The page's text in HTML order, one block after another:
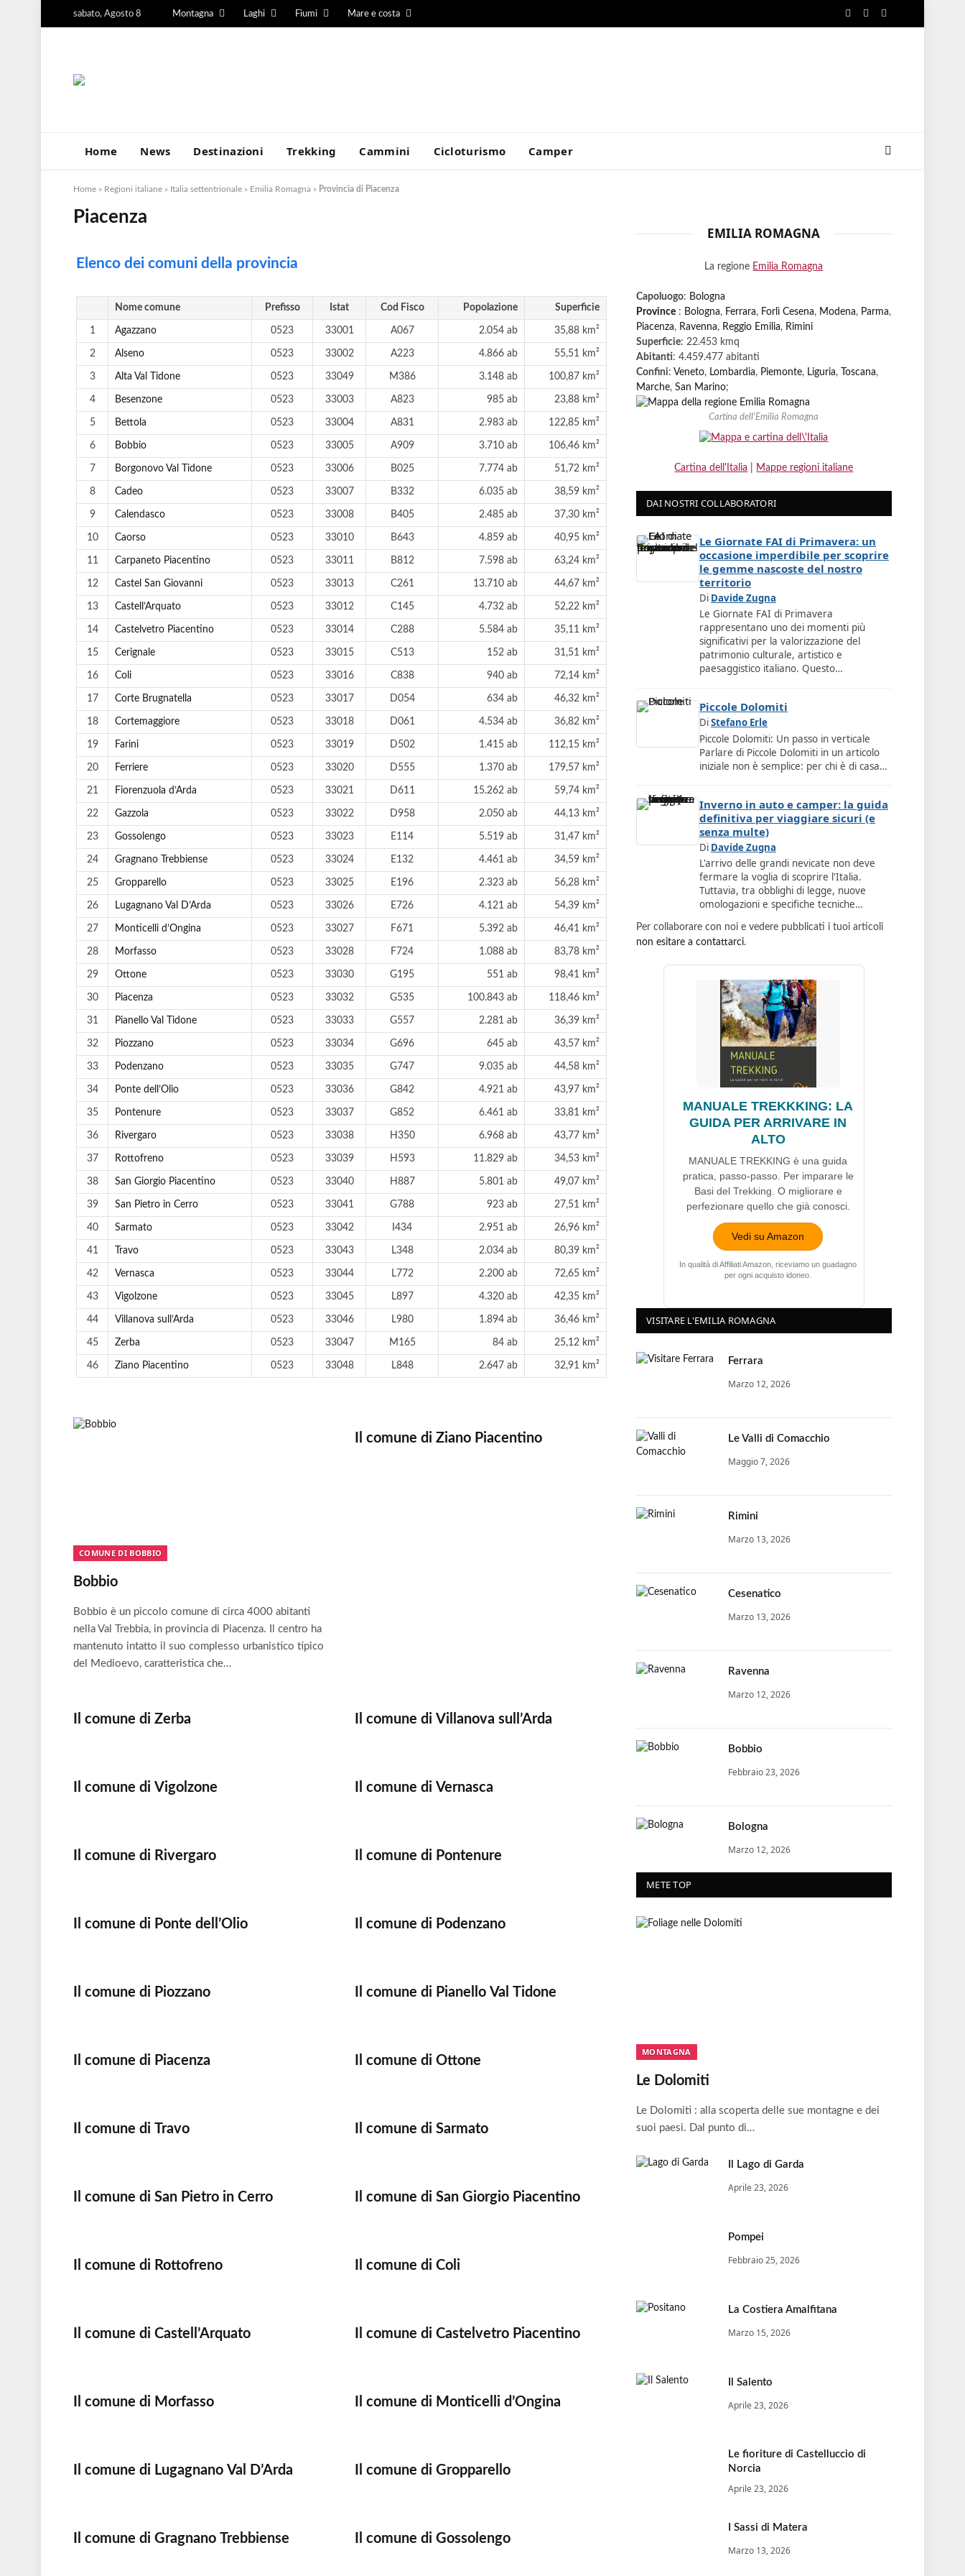
sabato, Agosto 8 Montagna Laghi Fiumi Mare e costa
Facebook
X
Instagram
Home News Destinazioni Trekking Cammini Cicloturismo Camper
Home » Regioni italiane » Italia settentrionale » Emilia Romagna » Provincia di Piacenza
Piacenza
Elenco dei comuni della provincia
Nome comune Prefisso Istat Cod Fisco Popolazione Superficie
1 Agazzano 0523 33001 A067 2.054 ab 35,88 km²
2 Alseno 0523 33002 A223 4.866 ab 55,51 km²
3 Alta Val Tidone 0523 33049 M386 3.148 ab 100,87 km²
4 Besenzone 0523 33003 A823 985 ab 23,88 km²
5 Bettola 0523 33004 A831 2.983 ab 122,85 km²
6 Bobbio 0523 33005 A909 3.710 ab 106,46 km²
7 Borgonovo Val Tidone 0523 33006 B025 7.774 ab 51,72 km²
8 Cadeo 0523 33007 B332 6.035 ab 38,59 km²
9 Calendasco 0523 33008 B405 2.485 ab 37,30 km²
10 Caorso 0523 33010 B643 4.859 ab 40,95 km²
11 Carpaneto Piacentino 0523 33011 B812 7.598 ab 63,24 km²
12 Castel San Giovanni 0523 33013 C261 13.710 ab 44,67 km²
13 Castell’Arquato 0523 33012 C145 4.732 ab 52,22 km²
14 Castelvetro Piacentino 0523 33014 C288 5.584 ab 35,11 km²
15 Cerignale 0523 33015 C513 152 ab 31,51 km²
16 Coli 0523 33016 C838 940 ab 72,14 km²
17 Corte Brugnatella 0523 33017 D054 634 ab 46,32 km²
18 Cortemaggiore 0523 33018 D061 4.534 ab 36,82 km²
19 Farini 0523 33019 D502 1.415 ab 112,15 km²
20 Ferriere 0523 33020 D555 1.370 ab 179,57 km²
21 Fiorenzuola d’Arda 0523 33021 D611 15.262 ab 59,74 km²
22 Gazzola 0523 33022 D958 2.050 ab 44,13 km²
23 Gossolengo 0523 33023 E114 5.519 ab 31,47 km²
24 Gragnano Trebbiense 0523 33024 E132 4.461 ab 34,59 km²
25 Gropparello 0523 33025 E196 2.323 ab 56,28 km²
26 Lugagnano Val D’Arda 0523 33026 E726 4.121 ab 54,39 km²
27 Monticelli d’Ongina 0523 33027 F671 5.392 ab 46,41 km²
28 Morfasso 0523 33028 F724 1.088 ab 83,78 km²
29 Ottone 0523 33030 G195 551 ab 98,41 km²
30 Piacenza 0523 33032 G535 100.843 ab 118,46 km²
31 Pianello Val Tidone 0523 33033 G557 2.281 ab 36,39 km²
32 Piozzano 0523 33034 G696 645 ab 43,57 km²
33 Podenzano 0523 33035 G747 9.035 ab 44,58 km²
34 Ponte dell’Olio 0523 33036 G842 4.921 ab 43,97 km²
35 Pontenure 0523 33037 G852 6.461 ab 33,81 km²
36 Rivergaro 0523 33038 H350 6.968 ab 43,77 km²
37 Rottofreno 0523 33039 H593 11.829 ab 34,53 km²
38 San Giorgio Piacentino 0523 33040 H887 5.801 ab 49,07 km²
39 San Pietro in Cerro 0523 33041 G788 923 ab 27,51 km²
40 Sarmato 0523 33042 I434 2.951 ab 26,96 km²
41 Travo 0523 33043 L348 2.034 ab 80,39 km²
42 Vernasca 0523 33044 L772 2.200 ab 72,65 km²
43 Vigolzone 0523 33045 L897 4.320 ab 42,35 km²
44 Villanova sull’Arda 0523 33046 L980 1.894 ab 36,46 km²
45 Zerba 0523 33047 M165 84 ab 25,12 km²
46 Ziano Piacentino 0523 33048 L848 2.647 ab 32,91 km²
COMUNE DI BOBBIO
Bobbio
Bobbio è un piccolo comune di circa 4000 abitanti
nella Val Trebbia, in provincia di Piacenza. Il centro ha
mantenuto intatto il suo complesso urbanistico tipico
del Medioevo, caratteristica che…
Il comune di Ziano Piacentino
Il comune di Zerba Il comune di Villanova sull’Arda
Il comune di Vigolzone Il comune di Vernasca
Il comune di Rivergaro Il comune di Pontenure
Il comune di Ponte dell’Olio Il comune di Podenzano
Il comune di Piozzano Il comune di Pianello Val Tidone
Il comune di Piacenza Il comune di Ottone
Il comune di Travo Il comune di Sarmato
Il comune di San Pietro in Cerro Il comune di San Giorgio Piacentino
Il comune di Rottofreno Il comune di Coli
Il comune di Castell’Arquato Il comune di Castelvetro Piacentino
Il comune di Morfasso Il comune di Monticelli d’Ongina
Il comune di Lugagnano Val D’Arda Il comune di Gropparello
Il comune di Gragnano Trebbiense Il comune di Gossolengo
EMILIA ROMAGNA
La regione Emilia Romagna
Capoluogo: Bologna
Province: Bologna, Ferrara, Forlì Cesena, Modena, Parma,
Piacenza, Ravenna, Reggio Emilia, Rimini
Superficie: 22.453 kmq
Abitanti: 4.459.477 abitanti
Confini: Veneto, Lombardia, Piemonte, Liguria, Toscana,
Marche, San Marino;
Cartina dell'Emilia Romagna
Cartina dell'Italia Mappe regioni italiane
DAI NOSTRI COLLABORATORI
Le Giornate FAI di Primavera: un
occasione imperdibile per scoprire
le gemme nascoste del nostro
territorio
Di Davide Zugna
Le Giornate FAI di Primavera
rappresentano uno dei momenti più
significativi per la valorizzazione del
patrimonio culturale, artistico e
paesaggistico italiano. Questo…
Piccole Dolomiti
DiStefano Erle
Piccole Dolomiti: Un passo in verticale
Parlare di Piccole Dolomiti in un articolo
iniziale non è semplice: per chi è di casa…
Inverno in auto e camper: la guida
definitiva per viaggiare sicuri (e
senza multe)
Di Davide Zugna
L'arrivo delle grandi nevicate non deve
fermare la voglia di scoprire l'Italia.
Tuttavia, tra obblighi di legge, nuove
omologazioni e specifiche tecniche…
Per collaborare con noi e vedere pubblicati i tuoi articoli
non esitare a contattarci.
MANUALE TREKKKING: LA
GUIDA PER ARRIVARE IN
ALTO
MANUALE TREKKING è una guida
pratica, passo-passo. Per imparare le
Basi del Trekking. O migliorare e
perfezionare quello che già conosci.
Vedi su Amazon
In qualità di Affiliati Amazon, riceviamo un guadagno
per ogni acquisto idoneo.
VISITARE L'EMILIA ROMAGNA
Ferrara
Marzo 12, 2026
Le Valli di Comacchio
Maggio 7, 2026
Rimini
Marzo 13, 2026
Cesenatico
Marzo 13, 2026
Ravenna
Marzo 12, 2026
Bobbio
Febbraio 23, 2026
Bologna
Marzo 12, 2026
METE TOP
MONTAGNA
Le Dolomiti
Le Dolomiti : alla scoperta delle sue montagne e dei
suoi paesi. Dal punto di…
Il Lago di Garda
Aprile 23, 2026
Pompei
Febbraio 25, 2026
La Costiera Amalfitana
Marzo 15, 2026
Il Salento
Aprile 23, 2026
Le fioriture di Castelluccio di
Norcia
Aprile 23, 2026
I Sassi di Matera
Marzo 13, 2026